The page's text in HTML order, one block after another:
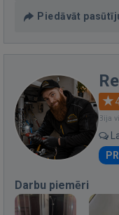
Piedāvāt
Bija
Darbu piemēri